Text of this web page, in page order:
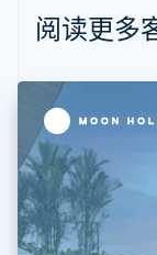
阅读更多
Nederlands
波兰
丹麦
德国
Deutsch
法国
FrançaisEnglish
芬兰
English